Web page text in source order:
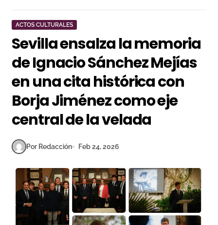
ACTOS CULTURALES
Sevilla ensalza la memoria
de Ignacio Sánchez Mejías
en una cita histórica con
Borja Jiménez como eje
central de la velada
Por Redacción Feb 24, 2026